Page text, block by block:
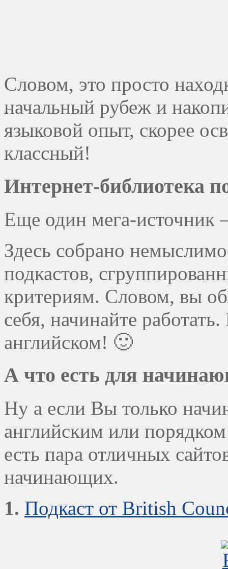
Cловом, это просто
начальный рубеж и
языковой опыт, скорее
классный!
Интернет-библиотека
Еще один мега-источник
Здесь собрано
подкастов,
критериям. Словом, вы
себя, начинайте
английском! 🙂
А что есть для
Ну а если Вы только
английским или
есть пара отличных
начинающих.
1. Подкаст от British